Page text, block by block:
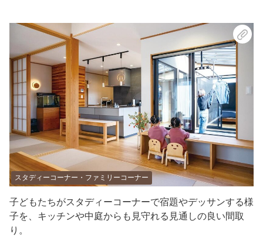
スタディーコーナー・ファミリーコーナー
子どもたちがスタディーコーナーで宿題やデッサンする様
子を、キッチンや中庭からも見守れる見通しの良い間取
り。